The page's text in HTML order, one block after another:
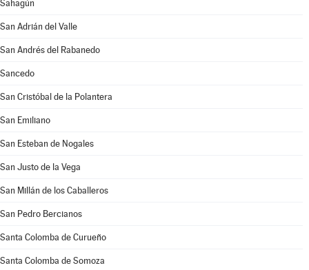
Sahagún
San Adrián del Valle
San Andrés del Rabanedo
Sancedo
San Cristóbal de la Polantera
San Emiliano
San Esteban de Nogales
San Justo de la Vega
San Millán de los Caballeros
San Pedro Bercianos
Santa Colomba de Curueño
Santa Colomba de Somoza